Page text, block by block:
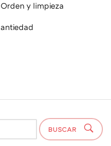
Orden y limpieza
antiedad
BUSCAR